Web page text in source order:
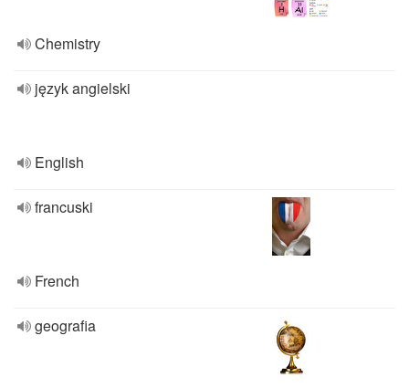
Chemistry
język angielski
English
francuski
French
geografia